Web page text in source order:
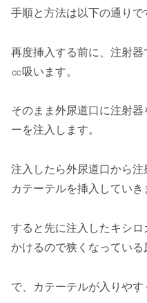
手順と方法は以下の通りで
再度挿入する前に、注射
㏄吸います。
そのまま外尿道口に注射
ーを注入します。
注入したら外尿道口から
カテーテルを挿入していき
すると先に注入したキシ
かけるので狭くなっている
で、カテーテルが入りやす